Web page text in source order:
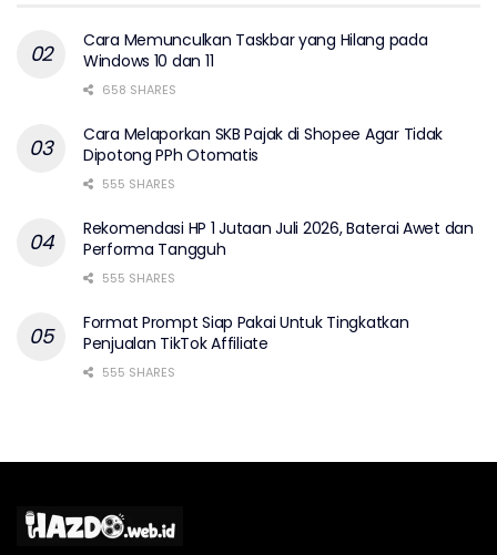
Cara Memunculkan Taskbar yang Hilang pada
Windows 10 dan 11
658 SHARES
Cara Melaporkan SKB Pajak di Shopee Agar Tidak
Dipotong PPh Otomatis
555 SHARES
Rekomendasi HP 1 Jutaan Juli 2026, Baterai Awet dan
Performa Tangguh
555 SHARES
Format Prompt Siap Pakai Untuk Tingkatkan
Penjualan TikTok Affiliate
555 SHARES